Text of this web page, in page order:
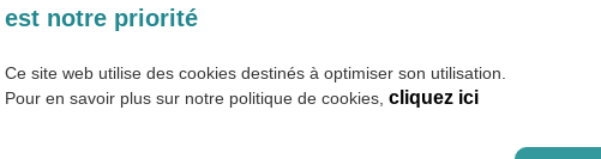
en Suède !
est notre priorité
Ce site web utilise des cookies destinés à optimiser son utilisation.
Pour en savoir plus sur notre politique de cookies, cliquez ici